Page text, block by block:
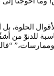
الحلوة،
للدنوّ من